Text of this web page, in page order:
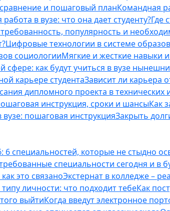
и пошаговый планКомандная
в вузе: что она дает студенту?Где
популярность и
Цифровые технологии в системе
социологииМягкие и жесткие навыки
сфере: как будут учиться в вузе
карьере студентаЗависит ли карьера
дипломного проекта в технических
инструкция, сроки и шансыКак
пошаговая инструкцияЗакрыть
6 специальностей, которые не стыдно
специальности сегодня и
это связаноЭкстернат в колледже –
личности: что подходит тебеКак
выйтиКогда введут электронное